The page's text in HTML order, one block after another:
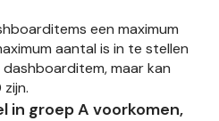
een maximum
aantal is in te stellen
maar kan
in groep A voorkomen,